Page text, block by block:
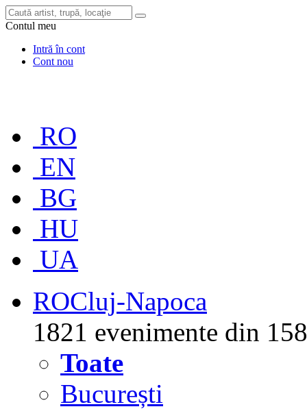
Contul meu
Intră în cont
Cont nou
RO
EN
BG
HU
UA
ROCluj-Napoca
1821 evenimente din
Toate
București